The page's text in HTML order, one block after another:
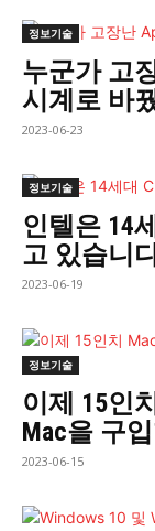
정보기술
누군가 고
시계로 바
2023-06-23
정보기술
인텔은 14
고 있습니
2023-06-19
정보기술
이제 15인
Mac을 구
2023-06-15